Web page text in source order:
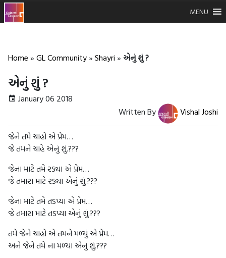
MENU
Home » GL Community» Shayri » એનું શું ?
એનું શું ?
January 06 2018
Written By
Vishal Joshi
જેને તમે ચાહો એ પ્રેમ…
જે તમને ચાહે એનું શું.???
જેના માટે તમે રડ્યા એ પ્રેમ…
જે તમારા માટે રડ્યા એનું શું.???
જેના માટે તમે તડપ્યા એ પ્રેમ…
જે તમારા માટે તડપ્યા એનું શું.???
તમે જેને ચાહો એ તમને મળ્યું એ પ્રેમ…
અને જેને તમે ના મળ્યા એનું શું.???